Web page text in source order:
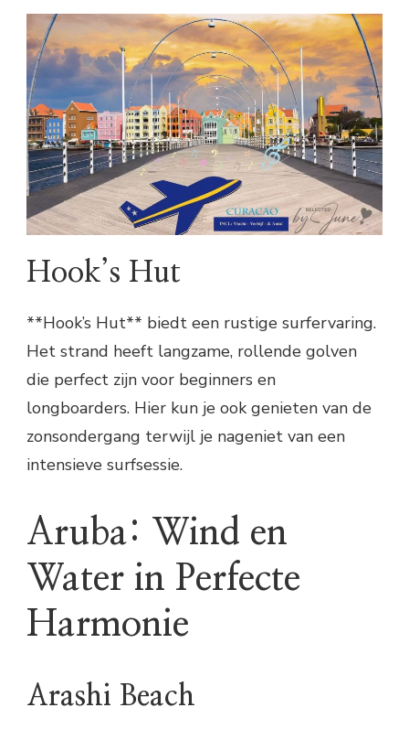
Hook’s Hut
**Hook’s Hut** biedt een rustige surfervaring.
Het strand heeft langzame, rollende golven
die perfect zijn voor beginners en
longboarders. Hier kun je ook genieten van de
zonsondergang terwijl je nageniet van een
intensieve surfsessie.
Aruba: Wind en
Water in Perfecte
Harmonie
Arashi Beach